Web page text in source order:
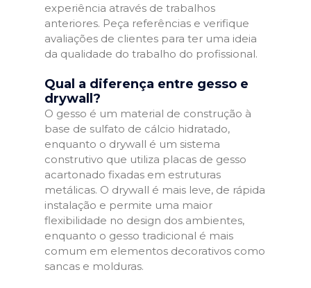
experiência através de trabalhos
anteriores. Peça referências e verifique
avaliações de clientes para ter uma ideia
da qualidade do trabalho do profissional.
Qual a diferença entre gesso e
drywall?
O gesso é um material de construção à
base de sulfato de cálcio hidratado,
enquanto o drywall é um sistema
construtivo que utiliza placas de gesso
acartonado fixadas em estruturas
metálicas. O drywall é mais leve, de rápida
instalação e permite uma maior
flexibilidade no design dos ambientes,
enquanto o gesso tradicional é mais
comum em elementos decorativos como
sancas e molduras.